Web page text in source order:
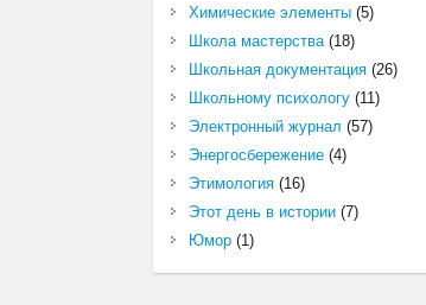
Химические элементы(5)
Школа мастерства(18)
Школьная документация(26)
Школьному психологу(11)
Электронный журнал (57)
Энергосбережение(4)
Этимология(16)
Этот день в истории(7)
Юмор(1)